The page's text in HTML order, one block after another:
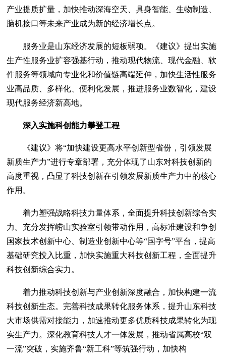
产业提质扩量，加快推动深海空天、具身智能、生物制造、
脑机接口等未来产业成为新的经济增长点。
服务业是山东经济发展的短板弱项。《建议》提出实施
生产性服务业扩容强基行动，推动现代物流、现代金融、软
件服务等领域向专业化和价值链高端延伸，加快生活性服务
业高品质、多样化、便利化发展，推进服务业数智化，建设
现代服务经济新高地。
深入实施科创能力攀登工程
《建议》将“加快建设更高水平创新型省份，引领发展
新质生产力”进行专章部署，充分体现了山东对科技创新的
高度重视，凸显了科技创新在引领发展新质生产力中的核心
作用。
着力塑强战略科技力量体系，全面提升科技创新综合实
力。充分发挥崂山实验室引领带动作用，高标准建设和争创
国家技术创新中心、制造业创新中心等“国字号”平台，提高
基础研究投入比重，加快实施重大科技创新工程，全面提升
科技创新综合实力。
着力推动科技创新与产业创新深度融合，加快构建一流
科技创新生态。完善科技成果转化服务体系，提升山东科技
大市场供需对接能力，加速推动更多优质科技成果转化为现
实生产力。深化教育科技人才一体发展，推动省属高校“双
一流”突破，实施齐鲁“新工科”等筑强行动，加快构